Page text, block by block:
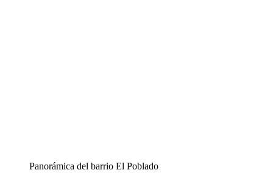
Panorámica del barrio El Poblado